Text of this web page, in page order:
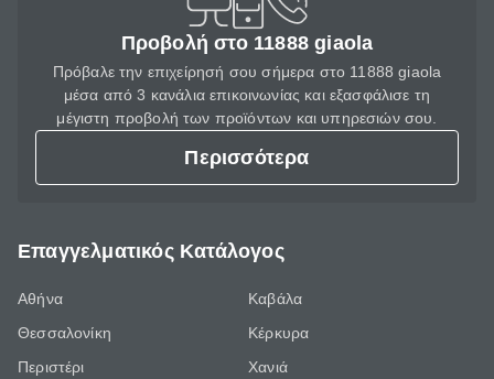
Προβολή στο 11888 giaola
Πρόβαλε την επιχείρησή σου σήμερα στο 11888 giaola
μέσα από 3 κανάλια επικοινωνίας και εξασφάλισε τη
μέγιστη προβολή των προϊόντων και υπηρεσιών σου.
Περισσότερα
Επαγγελματικός Κατάλογος
Αθήνα
Θεσσαλονίκη
Περιστέρι
Καβάλα
Κέρκυρα
Χανιά